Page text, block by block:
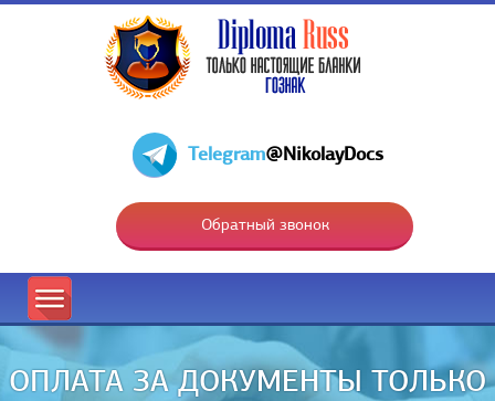
Telegram@NikolayDocs
Обратный звонок
ОПЛАТА ЗА ДОКУМЕНТЫ ТОЛЬКО